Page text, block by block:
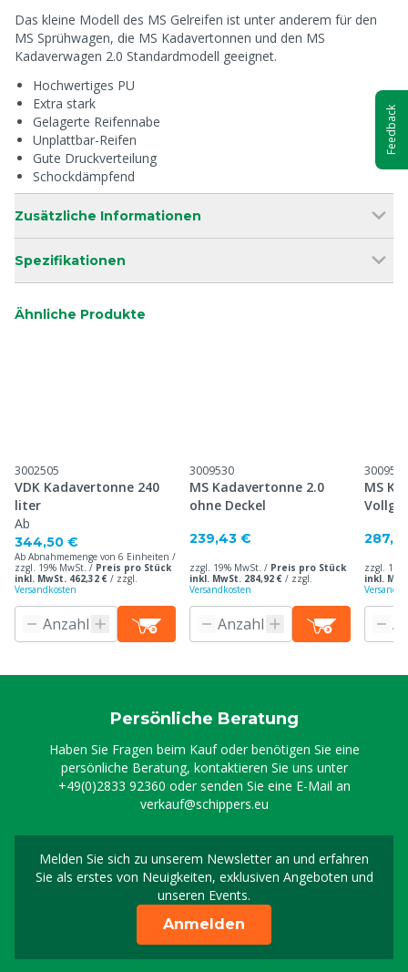
Das kleine Modell des MS Gelreifen ist unter anderem für den
MS Sprühwagen, die MS Kadavertonnen und den MS
Kadaverwagen 2.0 Standardmodell geeignet.
Hochwertiges PU
Extra stark
Gelagerte Reifennabe
Unplattbar-Reifen
Gute Druckverteilung
Schockdämpfend
Zusätzliche Informationen
Spezifikationen
Ähnliche Produkte
3002505
VDK Kadavertonne 240
liter
Ab
344,50 €
Ab Abnahmemenge von 6 Einheiten /
zzgl. 19% MwSt. / Preis pro Stück
inkl. MwSt. 462,32 € / zzgl.
Versandkosten
3009530
MS Kadavertonne 2.0
ohne Deckel
239,43 €
zzgl. 19% MwSt. / Preis pro Stück
inkl. MwSt. 284,92 € / zzgl.
Versandkosten
3009533
MS
zzgl.
inkl.
Persönliche Beratung
Haben Sie Fragen beim Kauf oder benötigen Sie eine
persönliche Beratung, kontaktieren Sie uns unter
+49(0)2833 92360 oder senden Sie eine E-Mail an
verkauf@schippers.eu
Melden Sie sich zu unserem Newsletter an und erfahren
Sie als erstes von Neuigkeiten, exklusiven Angeboten und
unseren Events.
Melden Sie sich für
Anmelden
Feedback